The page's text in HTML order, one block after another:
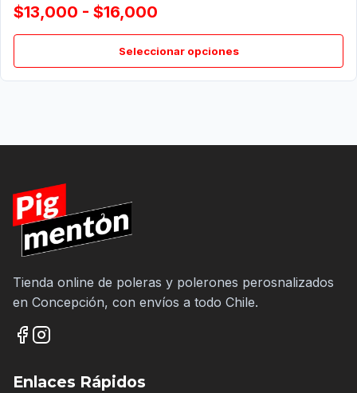
$13,000 - $16,000
Seleccionar opciones
Tienda online de poleras y polerones perosnalizados
en Concepción, con envíos a todo Chile.
Enlaces Rápidos